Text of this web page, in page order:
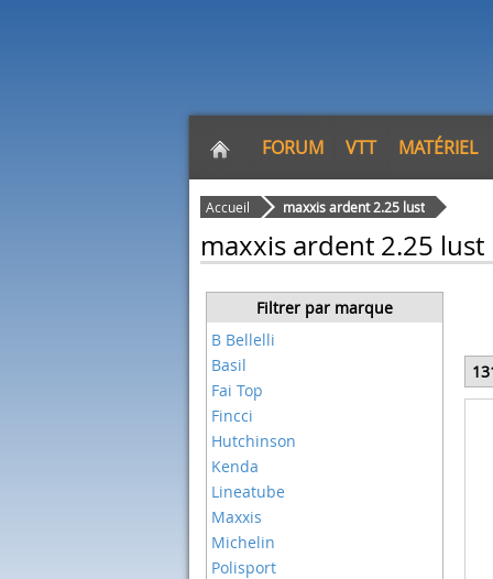
FORUM VTT MATÉRIEL
Accueil maxxis ardent 2.25 lust
maxxis ardent 2.25 lust
Filtrer par marque
B Bellelli
Basil
Fai Top
Fincci
Hutchinson
Kenda
Lineatube
Maxxis
Michelin
Polisport